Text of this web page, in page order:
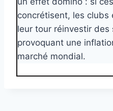
concrétisent, les clubs
leur tour réinvestir des
provoquant une
marché mondial.